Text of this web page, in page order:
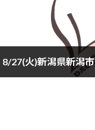
8/27(火)新潟県新潟市